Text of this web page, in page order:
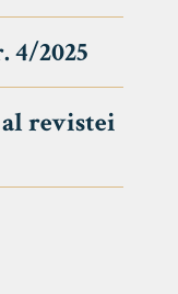
4/2025
revistei